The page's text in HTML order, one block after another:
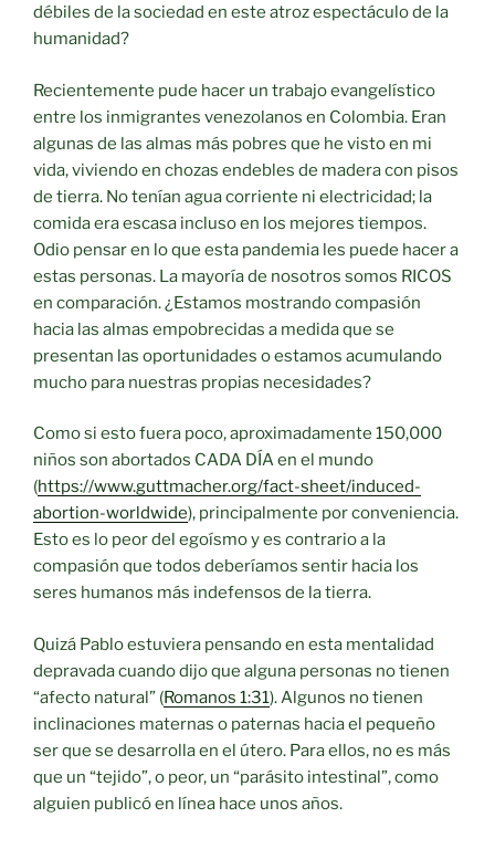
débiles de la sociedad en este atroz espectáculo de la
humanidad?
Recientemente pude hacer un trabajo evangelístico
entre los inmigrantes venezolanos en Colombia. Eran
algunas de las almas más pobres que he visto en mi
vida, viviendo en chozas endebles de madera con pisos
de tierra. No tenían agua corriente ni electricidad; la
comida era escasa incluso en los mejores tiempos.
Odio pensar en lo que esta pandemia les puede hacer a
estas personas. La mayoría de nosotros somos RICOS
en comparación. ¿Estamos mostrando compasión
hacia las almas empobrecidas a medida que se
presentan las oportunidades o estamos acumulando
mucho para nuestras propias necesidades?
Como si esto fuera poco, aproximadamente 150,000
niños son abortados CADA DÍA en el mundo
(https://www.guttmacher.org/fact-sheet/induced-
abortion-worldwide), principalmente por conveniencia.
Esto es lo peor del egoísmo y es contrario a la
compasión que todos deberíamos sentir hacia los
seres humanos más indefensos de la tierra.
Quizá Pablo estuviera pensando en esta mentalidad
depravada cuando dijo que alguna personas no tienen
“afecto natural” (Romanos 1:31). Algunos no tienen
inclinaciones maternas o paternas hacia el pequeño
ser que se desarrolla en el útero. Para ellos, no es más
que un “tejido”, o peor, un “parásito intestinal”, como
alguien publicó en línea hace unos años.